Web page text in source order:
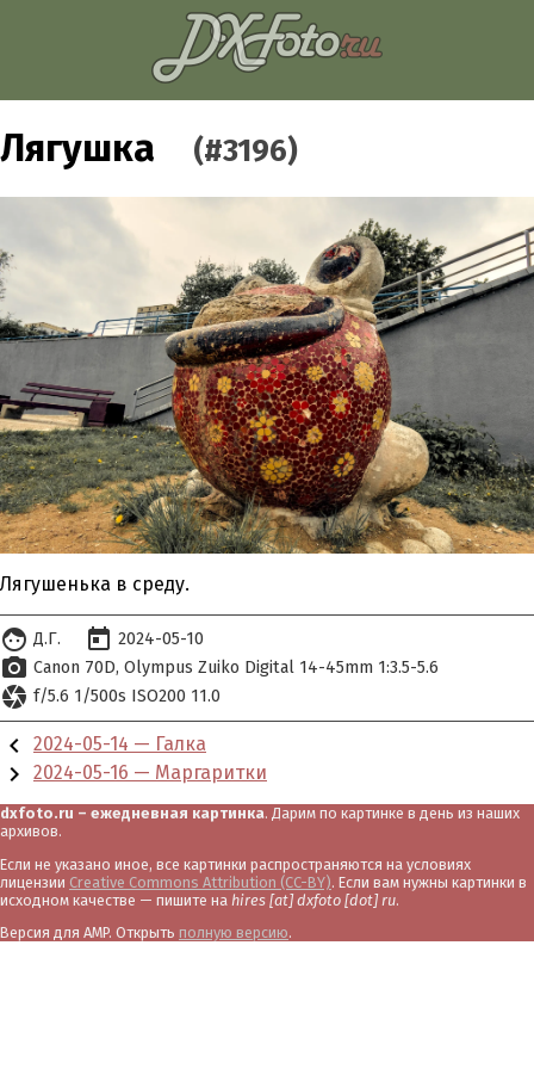
Лягушка (#3196)
Лягушенька в среду.
face Д.Г. today 2024-05-10
photo_camera Canon 70D Olympus Zuiko Digital 14-45mm 1:3.5-5.6
camera f/5.6 1/500s ISO200 11.0
chevron_left 2024-05-14 — Галка
chevron_right 2024-05-16 — Маргаритки
dxfoto.ru – ежедневная картинка. Дарим по картинке в день из наших
архивов.
Если не указано иное, все картинки распространяются на условиях
лицензии Creative Commons Attribution (CC-BY). Если вам нужны картинки в
исходном качестве — пишите на hires [at] dxfoto [dot] ru.
Версия для AMP. Открыть полную версию.